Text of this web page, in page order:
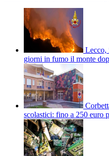
Lecco,
giorni in fumo il monte
scolastici: fino a 250 euro